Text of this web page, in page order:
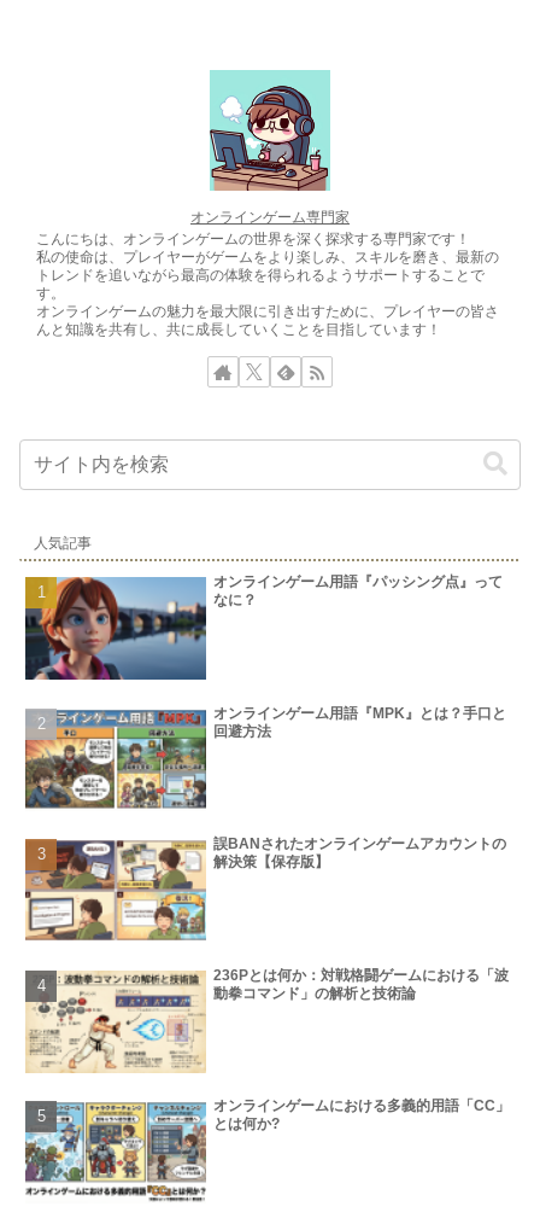
オンラインゲーム専門家
こんにちは、オンラインゲームの世界を深く探求する専門家です！
私の使命は、プレイヤーがゲームをより楽しみ、スキルを磨き、最新の
トレンドを追いながら最高の体験を得られるようサポートすることで
す。
オンラインゲームの魅力を最大限に引き出すために、プレイヤーの皆さ
んと知識を共有し、共に成長していくことを目指しています！
人気記事
オンラインゲーム用語『パッシング点』って
なに？
オンラインゲーム用語『MPK』とは？手口と
回避方法
誤BANされたオンラインゲームアカウントの
解決策【保存版】
236Pとは何か：対戦格闘ゲームにおける「波
動拳コマンド」の解析と技術論
オンラインゲームにおける多義的用語「CC」
とは何か?